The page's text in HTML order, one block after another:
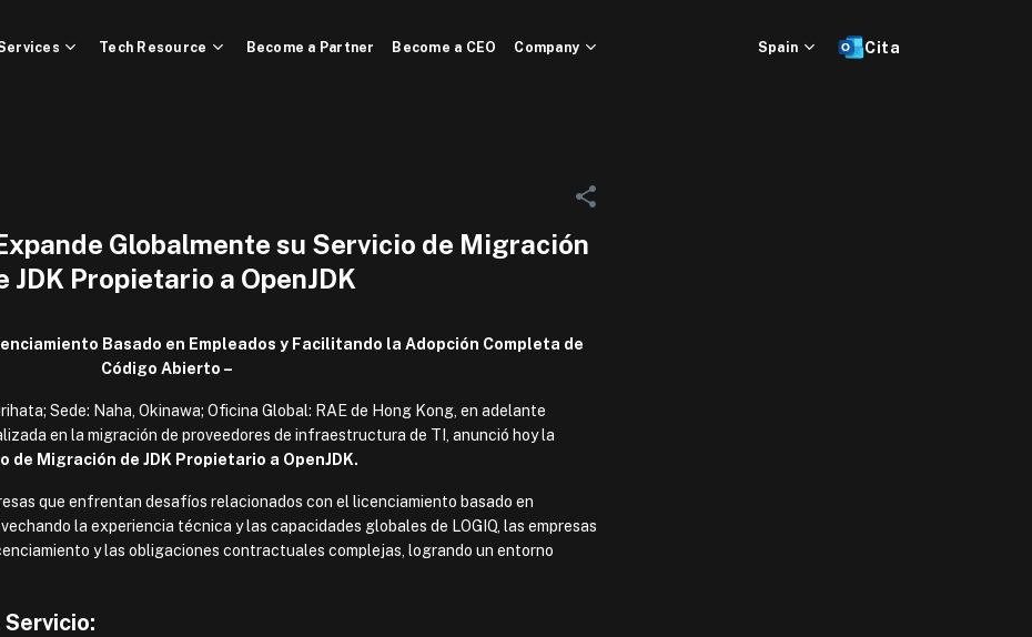
Tech Resource Become a Partner Become a CEO Company Spain Cita
Globalmente su Servicio de Migración
JDK Propietario a OpenJDK
Basado en Empleados y Facilitando la Adopción Completa de
Código Abierto –
Sede: Naha, Okinawa; Oficina Global: RAE de Hong Kong, en adelante
en la migración de proveedores de infraestructura de TI, anunció hoy la
de Migración de JDK Propietario a OpenJDK.
que enfrentan desafíos relacionados con el licenciamiento basado en
la experiencia técnica y las capacidades globales de LOGIQ, las empresas
y las obligaciones contractuales complejas, logrando un entorno